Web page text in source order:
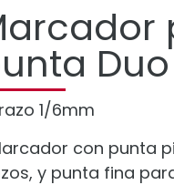
1/6mm
con punta
y punta fina